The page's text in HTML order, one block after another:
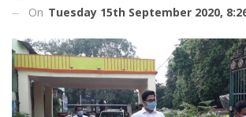
On Tuesday 15th September 2020,